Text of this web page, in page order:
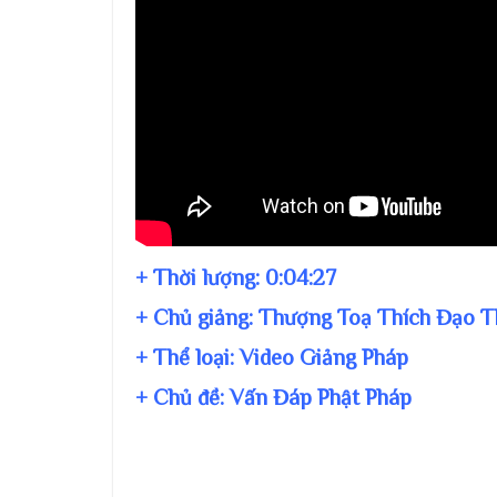
+ Thời lượng: 0:04:27
+ Chủ giảng: Thượng Toạ Thích Đạo
+ Thể loại: Video Giảng Pháp
+ Chủ đề:Vấn Đáp Phật Pháp